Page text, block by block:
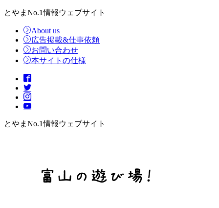
とやまNo.1情報ウェブサイト
About us
広告掲載&仕事依頼
お問い合わせ
本サイトの仕様
とやまNo.1情報ウェブサイト